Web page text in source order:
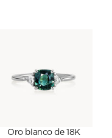
Oro blanco de 18K